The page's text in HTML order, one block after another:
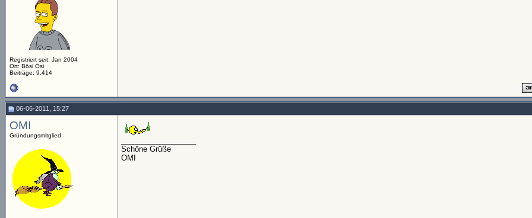
Registriert seit: Jan 2004
Ort: Bösi Ösi
Beiträge: 9.414
06-06-2011, 15:27
OMI
Gründungsmitglied
Schöne Grüße
OMI